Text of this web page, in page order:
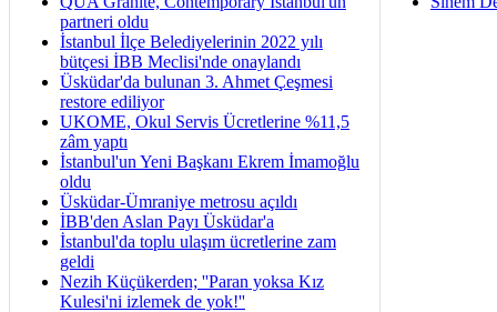
partneri oldu
İstanbul İlçe Belediyelerinin 2022 yılı
bütçesi İBB Meclisi'nde onaylandı
Üsküdar'da bulunan 3. Ahmet Çeşmesi
restore ediliyor
UKOME, Okul Servis Ücretlerine %11,5
zâm yaptı
İstanbul'un Yeni Başkanı Ekrem İmamoğlu
oldu
Üsküdar-Ümraniye metrosu açıldı
İBB'den Aslan Payı Üsküdar'a
İstanbul'da toplu ulaşım ücretlerine zam
geldi
Nezih Küçükerden; ''Paran yoksa Kız
Kulesi'ni izlemek de yok!''